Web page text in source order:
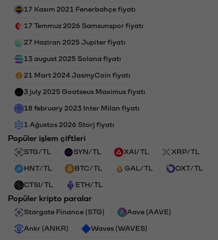
17 Kasım 2021 Fenerbahçe fiyatı
17 Temmuz 2026 Samsunspor fiyatı
27 Haziran 2025 Jupiter fiyatı
13 august 2025 Solana fiyatı
21 Mart 2024 JasmyCoin fiyatı
3 july 2025 Goatseus Maximus fiyatı
18 february 2023 Inter Milan fiyatı
1 Ağustos 2026 Storj fiyatı
Popüler işlem çiftleri
STG/TL SYN/TL XAI/TL XRP/TL
HNT/TL BTC/TL GAL/TL OXT/TL
CTSI/TL ETH/TL
Popüler kripto paralar
Stargate Finance (STG) Aave (AAVE)
Ankr (ANKR) Waves (WAVES)